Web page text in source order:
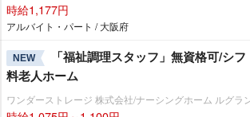
時給1,177円
アルバイト・パート / 大阪府
NEW
「福祉調理スタッフ」無資格可/シ
料老人ホーム
ワンダーストレージ 株式会社/ナーシングホーム ルグラ